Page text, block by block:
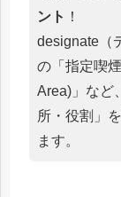
ント ！
designate（
の「指定喫
Area)」など
所・役割」
ます。